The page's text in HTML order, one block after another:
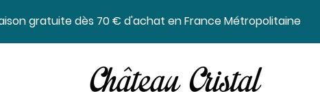
gratuite dès 70 € d'achat en France Métropolitaine